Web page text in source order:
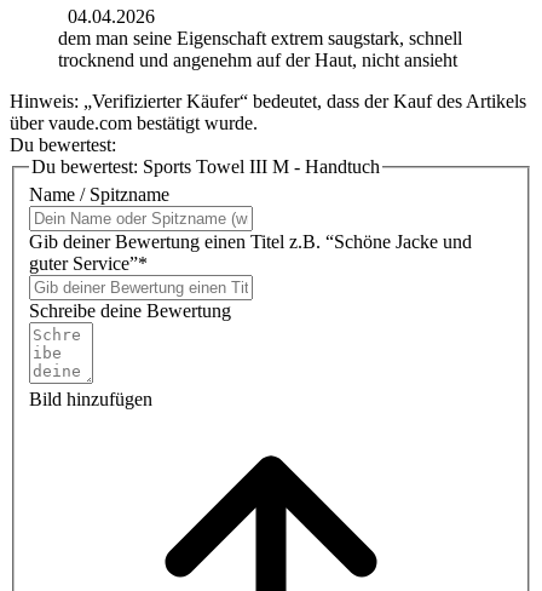
04.04.2026
dem man seine Eigenschaft extrem saugstark, schnell
trocknend und angenehm auf der Haut, nicht ansieht
Hinweis: „Verifizierter Käufer“ bedeutet, dass der Kauf des Artikels
über vaude.com bestätigt wurde.
Du bewertest:
Du bewertest: Sports Towel III M - Handtuch
Name / Spitzname
Gib deiner Bewertung einen Titel z.B. “Schöne Jacke und
guter Service”*
Schreibe deine Bewertung
Bild hinzufügen